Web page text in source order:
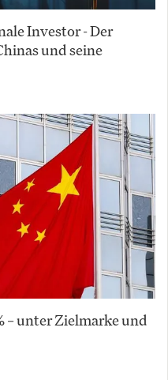
Investor - Der
und seine
– unter Zielmarke und